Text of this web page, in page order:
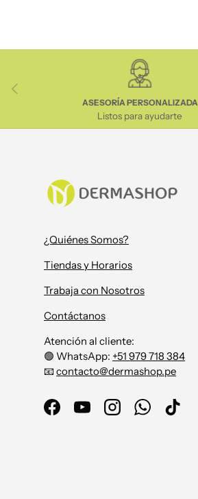
Anterior
ASESORÍA PERSONALIZADA
Listos para ayudarte
¿Quiénes Somos?
Tiendas y Horarios
Trabaja con Nosotros
Contáctanos
Atención al cliente:
🟢 WhatsApp: +51 979 718 384
📧 contacto@dermashop.pe
FacebookYouTubeInstagramWhatsApp
TikTok